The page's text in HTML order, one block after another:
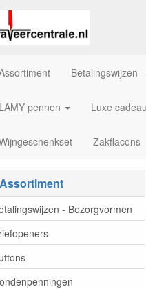
Betalingswijzen
LAMY pennen Luxe
Zakflacons
Assortiment
- Bezorgvormen